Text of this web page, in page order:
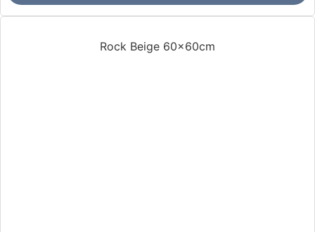
Rock Beige 60x60cm